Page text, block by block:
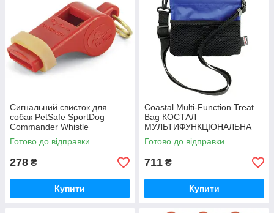
Сигнальний свисток для
собак PetSafe SportDog
Commander Whistle
(SAC30_13313)
Готово до відправки
278 ₴
Купити
Coastal Multi-Function Treat
Bag КОСТАЛ
МУЛЬТИФУНКЦІОНАЛЬНА
СУМКА для ласощів для
собак
Готово до відправки
711 ₴
Купити